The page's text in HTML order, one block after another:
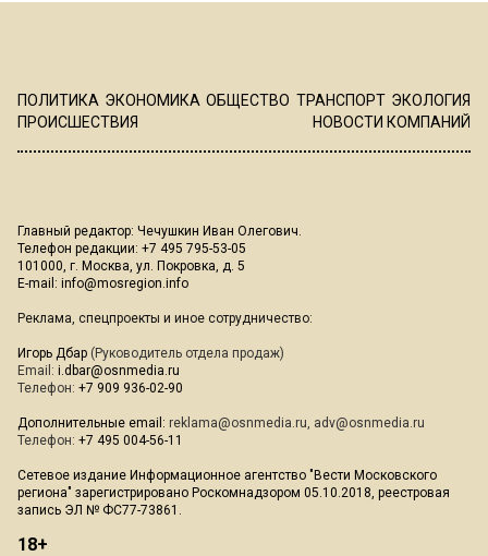
ПОЛИТИКА ЭКОНОМИКА ОБЩЕСТВО ТРАНСПОРТ ЭКОЛОГИЯ
ПРОИСШЕСТВИЯ
НОВОСТИ КОМПАНИЙ
Главный редактор: Чечушкин Иван Олегович.
Телефон редакции: +7 495 795-53-05
101000, г. Москва, ул. Покровка, д. 5
E-mail: info@mosregion.info
Реклама, спецпроекты и иное сотрудничество:
Игорь Дбар (Руководитель отдела продаж)
Email: i.dbar@osnmedia.ru
Телефон: +7 909 936-02-90
Дополнительные email: reklama@osnmedia.ru, adv@osnmedia.ru
Телефон: +7 495 004-56-11
Сетевое издание Информационное агентство "Вести Московского
региона" зарегистрировано Роскомнадзором 05.10.2018, реестровая
запись ЭЛ № ФС77-73861.
18+